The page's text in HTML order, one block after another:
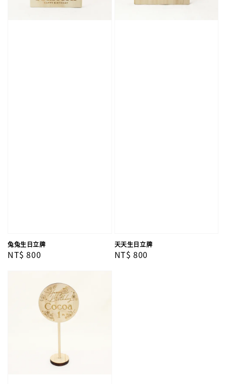
兔兔生日立牌
Regular
NT$ 800
天天生日立牌
Regular
NT$ 800